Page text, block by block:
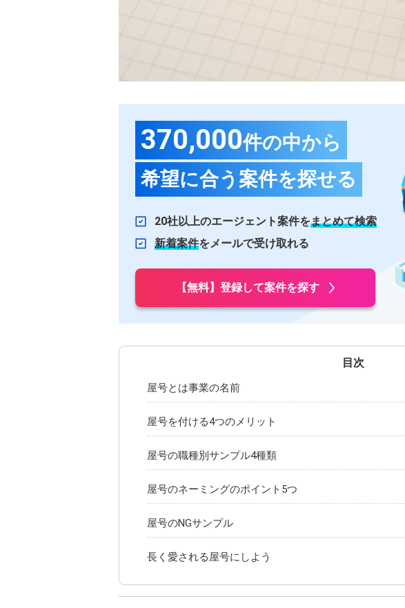
370,000件の中から
希望に合う案件を探せる
20社以上のエージェント案件をまとめて検索
新着案件をメールで受け取れる
【無料】登録して案件を探す
屋号とは事業の名前
屋号を付ける4つのメリット
屋号の職種別サンプル4種類
屋号のネーミングのポイント5つ
屋号のNGサンプル
長く愛される屋号にしよう